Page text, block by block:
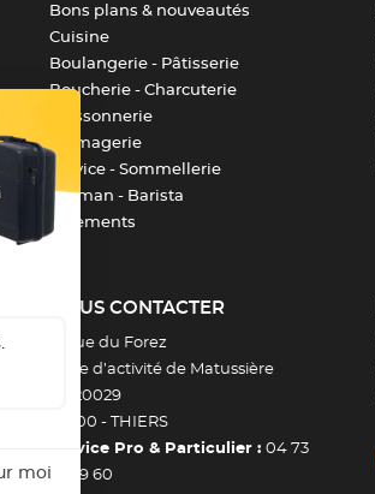
Bons plans & nouveautés
Cuisine
Boulangerie - Pâtisserie
Boucherie - Charcuterie
Poissonnerie
Fromagerie
Service - Sommellerie
Barman - Barista
Vêtements
NOUS CONTACTER
4 Rue du Forez
Zone d’activité de Matussière
CS 20029
63300 -
THIERS
Service Pro & Particulier : 04 73
53 69 60